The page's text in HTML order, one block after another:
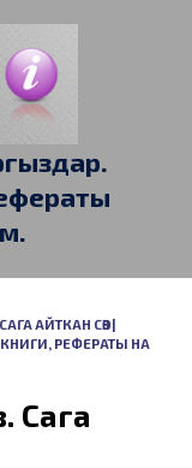
АЙТКАН СӨЗ |
РЕФЕРАТЫ НА
Сага